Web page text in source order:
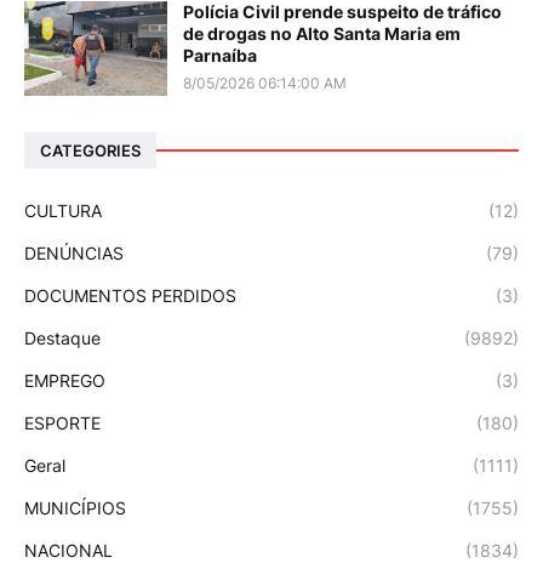
Polícia Civil prende suspeito de tráfico
de drogas no Alto Santa Maria em
Parnaíba
8/05/2026 06:14:00 AM
CATEGORIES
CULTURA (12)
DENÚNCIAS (79)
DOCUMENTOS PERDIDOS (3)
Destaque (9892)
EMPREGO (3)
ESPORTE (180)
Geral (1111)
MUNICÍPIOS (1755)
NACIONAL (1834)